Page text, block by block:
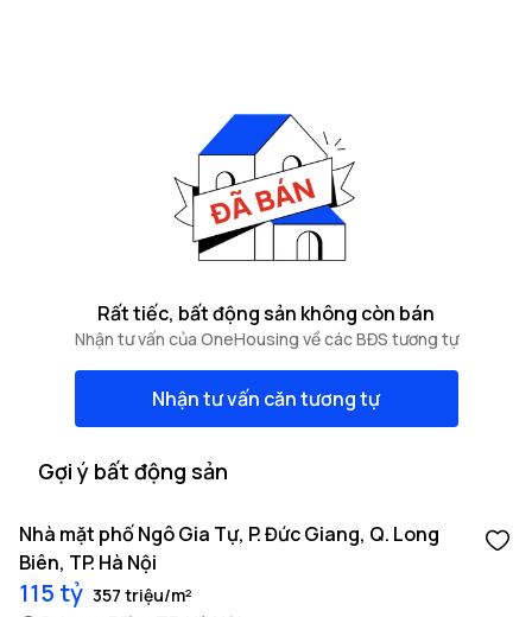
Rất tiếc, bất động sản không còn bán
Nhận tư vấn của OneHousing về các BĐS tương tự
Nhận tư vấn căn tương tự
Gợi ý bất động sản
Nhà mặt phố Ngô Gia Tự, P. Đức Giang, Q. Long
Biên, TP. Hà Nội
115 tỷ 357 triệu/m²